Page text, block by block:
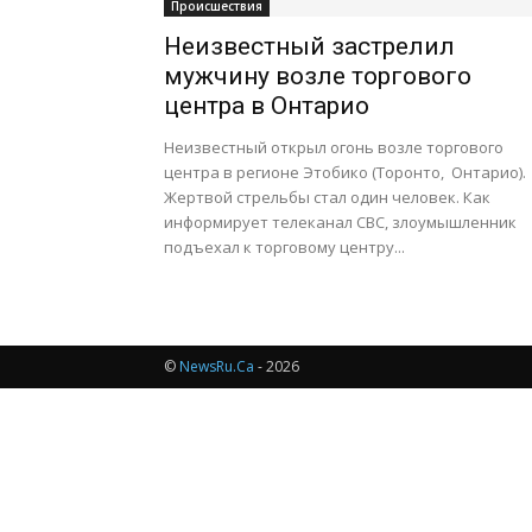
Происшествия
Неизвестный застрелил
мужчину возле торгового
центра в Онтарио
Неизвестный открыл огонь возле торгового
центра в регионе Этобико (Торонто, Онтарио).
Жертвой стрельбы стал один человек. Как
информирует телеканал CBC, злоумышленник
подъехал к торговому центру...
© NewsRu.Ca - 2026